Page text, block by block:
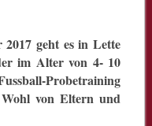
2017 geht es in Lette
im Alter von 4- 10
Probetraining
von Eltern und